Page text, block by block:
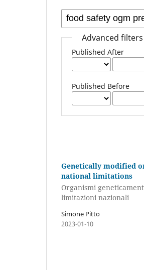
Advanced filters
Published After
Published Before
Genetically modified
national limitations
Organismi
limitazioni nazionali
Simone Pitto
2023-01-10